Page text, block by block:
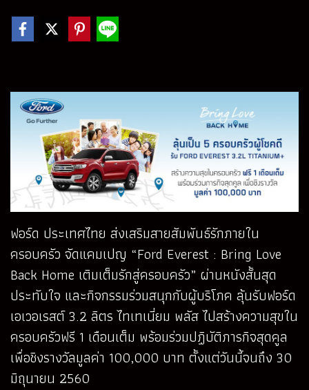
ฟอร์ด ประเทศไทย ส่งเสริมสายสัมพันธ์รักภายใน
ครอบครัว จัดแคมเปญ “Ford Everest : Bring Love
Back Home เติมเต็มรักสู่ครอบครัว” ผ่านหนังสั้นสุด
ประทับใจ และกิจกรรมร่วมสนุกกับผู้บริโภค ลุ้นรับฟอร์ด
เอเวอเรสต์ 3.2 ลิตร ไทเทเนี่ยม พลัส ไปสร้างความสุขใน
ครอบครัวฟรี 1 เดือนเต็ม พร้อมร่วมปฏิบัติภารกิจสุดคูล
เพื่อชิงรางวัลมูลค่า 100,000 บาท ตั้งแต่วันนี้จนถึง 30
มิถุนายน 2560